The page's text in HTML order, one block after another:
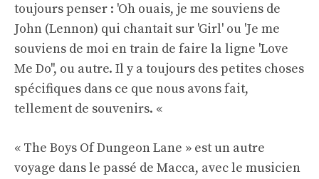
toujours penser : 'Oh ouais, je me souviens de
John (Lennon) qui chantait sur 'Girl' ou 'Je me
souviens de moi en train de faire la ligne 'Love
Me Do'', ou autre. Il y a toujours des petites choses
spécifiques dans ce que nous avons fait,
tellement de souvenirs. «
« The Boys Of Dungeon Lane » est un autre
voyage dans le passé de Macca, avec le musicien